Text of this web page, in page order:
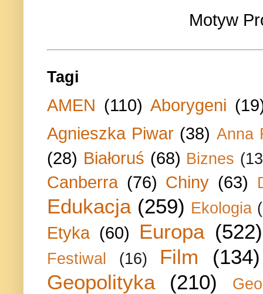
Motyw
Tagi
AMEN (110) Aborygeni
Agnieszka Piwar (38) Anna
(28) Białoruś (68) Biznes
Canberra (76) Chiny (63)
Edukacja (259) Ekologia
Etyka (60) Europa (522)
Festiwal (16) Film
(134)
Geopolityka
(210)